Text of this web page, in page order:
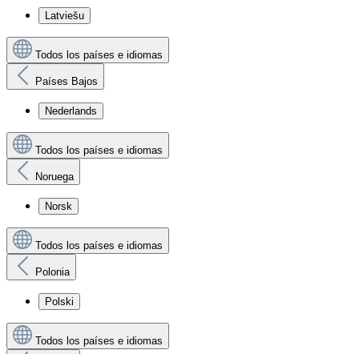
Latviešu
Todos los países e idiomas
Países Bajos
Nederlands
Todos los países e idiomas
Noruega
Norsk
Todos los países e idiomas
Polonia
Polski
Todos los países e idiomas